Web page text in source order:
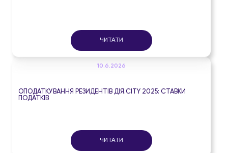
ЧИТАТИ
10.6.2026
ОПОДАТКУВАННЯ РЕЗИДЕНТІВ ДІЯ.CITY 2025: СТАВКИ
ПОДАТКІВ
ЧИТАТИ